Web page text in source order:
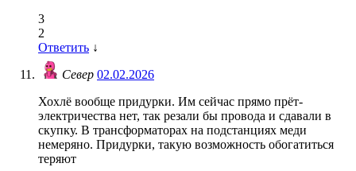
3
2
Ответить ↓
Север 02.02.2026
Хохлë вообще придурки. Им сейчас прямо прёт-
электричества нет, так резали бы провода и сдавали в
скупку. В трансформаторах на подстанциях меди
немеряно. Придурки, такую возможность обогатиться
теряют